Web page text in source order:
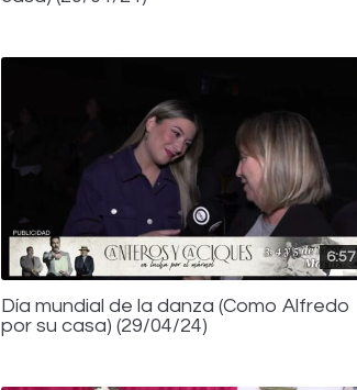
6:57
Día mundial de la danza (Como Alfredo
por su casa) (29/04/24)